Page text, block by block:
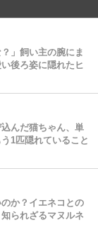
」飼い主の腕にま
後ろ姿に隠れたヒ
んだ猫ちゃん、単
1匹隠れていること
か？イエネコとの
られざるマヌルネ